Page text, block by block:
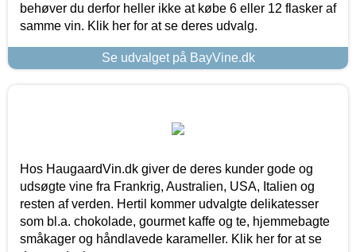
behøver du derfor heller ikke at købe 6 eller 12 flasker af
samme vin. Klik her for at se deres udvalg.
Se udvalget på BayVine.dk
Hos HaugaardVin.dk giver de deres kunder gode og
udsøgte vine fra Frankrig, Australien, USA, Italien og
resten af verden. Hertil kommer udvalgte delikatesser
som bl.a. chokolade, gourmet kaffe og te, hjemmebagte
småkager og håndlavede karameller. Klik her for at se